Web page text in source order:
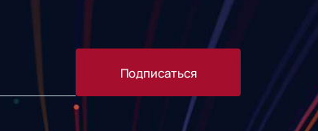
Подписаться